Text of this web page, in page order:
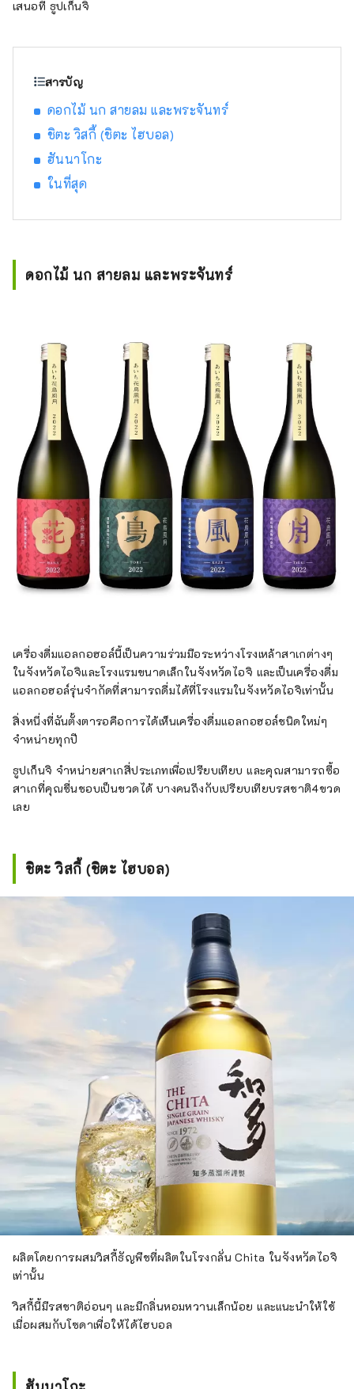
เสนอที่ ธูปเก็นจิ
สารบัญ
ดอกไม้ นก สายลม และพระจันทร์
ชิตะ วิสกี้ (ชิตะ ไฮบอล)
ฮันนาโกะ
ในที่สุด
ดอกไม้ นก สายลม และพระจันทร์
เครื่องดื่มแอลกอฮอล์นี้เป็นความร่วมมือระหว่างโรงเหล้าสาเกต่างๆ
ในจังหวัดไอจิและโรงแรมขนาดเล็กในจังหวัดไอจิ และเป็นเครื่องดื่ม
แอลกอฮอล์รุ่นจำกัดที่สามารถดื่มได้ที่โรงแรมในจังหวัดไอจิเท่านั้น
สิ่งหนึ่งที่ฉันตั้งตารอคือการได้เห็นเครื่องดื่มแอลกอฮอล์ชนิดใหม่ๆ
จำหน่ายทุกปี
ธูปเก็นจิ จำหน่ายสาเกสี่ประเภทเพื่อเปรียบเทียบ และคุณสามารถซื้อ
สาเกที่คุณชื่นชอบเป็นขวดได้ บางคนถึงกับเปรียบเทียบรสชาติ4ขวด
เลย
ชิตะ วิสกี้ (ชิตะ ไฮบอล)
ผลิตโดยการผสมวิสกี้ธัญพืชที่ผลิตในโรงกลั่น Chita ในจังหวัดไอจิ
เท่านั้น
วิสกี้นี้มีรสชาติอ่อนๆ และมีกลิ่นหอมหวานเล็กน้อย และแนะนำให้ใช้
เมื่อผสมกับโซดาเพื่อให้ได้ไฮบอล